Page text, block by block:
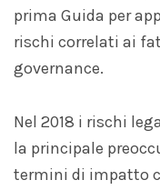
prima Guida per
rischi correlati ai
governance.
Nel 2018 i rischi
la principale
termini di impatto